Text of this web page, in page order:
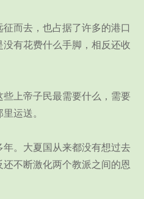
而去，也占据了许多的港口
有花费什么手脚，相反还收
上帝子民最需要什么，需要
运送。
。大夏国从来都没有想过去
不断激化两个教派之间的恩